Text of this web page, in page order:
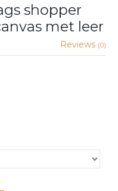
shopper
met leer
Reviews (0)